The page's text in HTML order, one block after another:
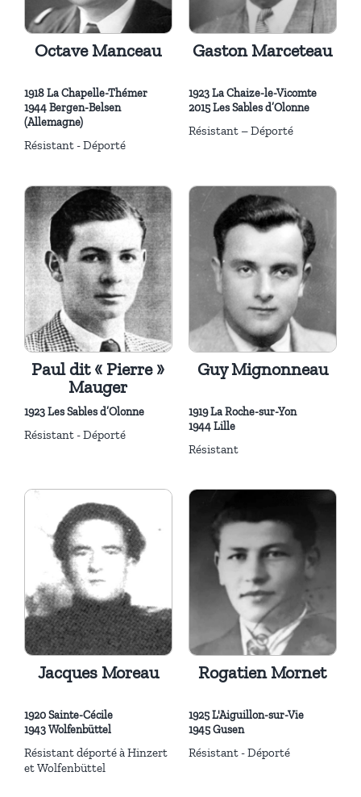
Octave Manceau
1918 La Chapelle-Thémer
1944 Bergen-Belsen
(Allemagne)
Résistant - Déporté
Gaston Marceteau
1923 La Chaize-le-Vicomte
2015 Les Sables d’Olonne
Résistant – Déporté
Paul dit « Pierre »
Mauger
1923 Les Sables d’Olonne
Résistant - Déporté
Guy Mignonneau
1919 La Roche-sur-Yon
1944 Lille
Résistant
Jacques Moreau
1920 Sainte-Cécile
1943 Wolfenbüttel
Résistant déporté à Hinzert
et Wolfenbüttel
Rogatien Mornet
1925 L'Aiguillon-sur-Vie
1945 Gusen
Résistant - Déporté